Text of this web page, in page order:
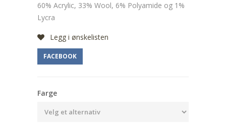
60% Acrylic, 33% Wool, 6% Polyamide og 1%
Lycra
Legg i ønskelisten
FACEBOOK
Farge